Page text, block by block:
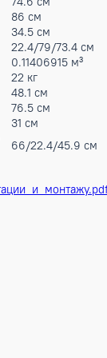
5.8 А
25 м
10 м
6,35 (1/4)
R32
-15…+53°С
0.0786255
30 кг
74.6 см